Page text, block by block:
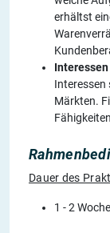
erhältst
Interessen
Märkten.
Dauer des
1 - 2